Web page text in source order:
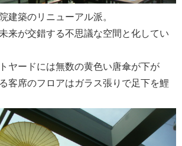
建築のリニューアル派。
来が交錯する不思議な空間と化してい
ヤードには無数の黄色い唐傘が下が
客席のフロアはガラス張りで足下を鯉